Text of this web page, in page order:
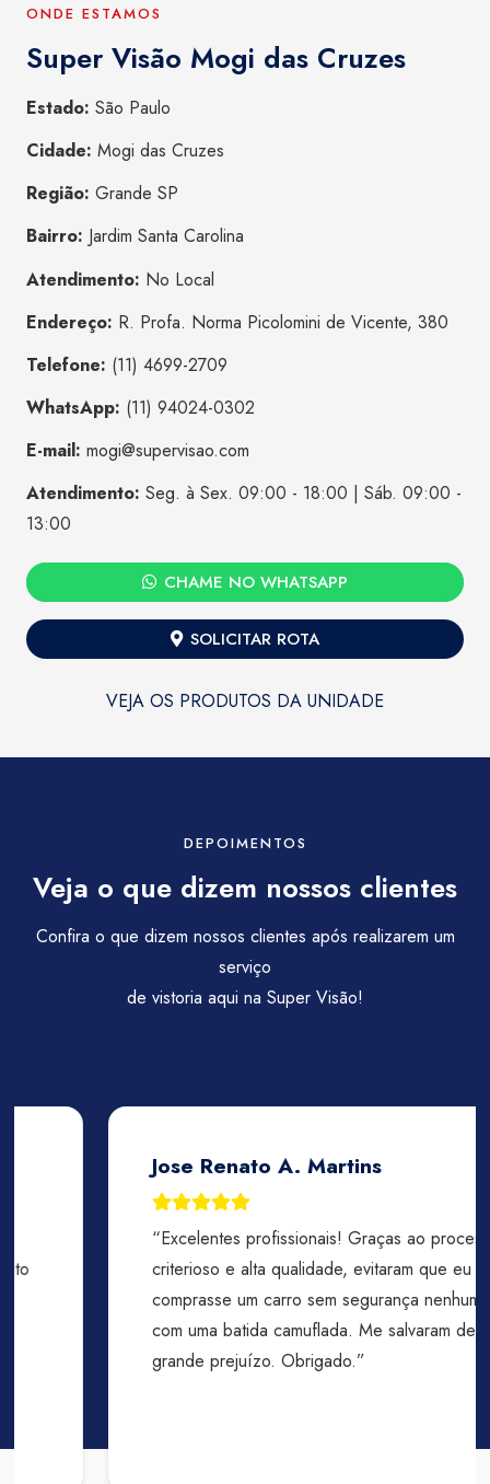
ONDE ESTAMOS
Super Visão Mogi das Cruzes
Estado: São Paulo
Cidade: Mogi das Cruzes
Região: Grande SP
Bairro: Jardim Santa Carolina
Atendimento: No Local
Endereço: R. Profa. Norma Picolomini de Vicente, 380
Telefone: (11) 4699-2709
WhatsApp: (11) 94024-0302
E-mail: mogi@supervisao.com
Atendimento: Seg. à Sex. 09:00 - 18:00 | Sáb. 09:00 -
13:00
CHAME NO WHATSAPP
SOLICITAR ROTA
VEJA OS PRODUTOS DA UNIDADE
DEPOIMENTOS
Veja o que dizem nossos clientes
Confira o que dizem nossos clientes após realizarem um
serviço
de vistoria aqui na Super Visão!
Jose Renato A. Martins
“Excelentes profissionais! Graças ao processo
criterioso e alta qualidade, evitaram que eu
comprasse um carro sem segurança nenhuma
com uma batida camuflada. Me salvaram de um
grande prejuízo. Obrigado.”